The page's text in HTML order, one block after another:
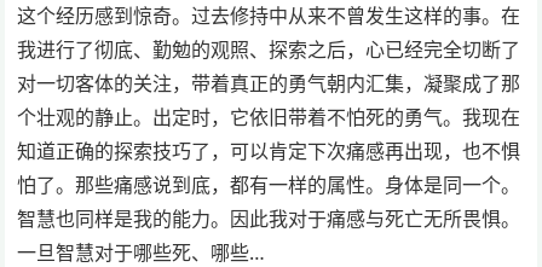
这个经历感到惊奇。过去修持中从来不曾发生这样的事。在
我进行了彻底、勤勉的观照、探索之后，心已经完全切断了
对一切客体的关注，带着真正的勇气朝内汇集，凝聚成了那
个壮观的静止。出定时，它依旧带着不怕死的勇气。我现在
知道正确的探索技巧了，可以肯定下次痛感再出现，也不惧
怕了。那些痛感说到底，都有一样的属性。身体是同一个。
智慧也同样是我的能力。因此我对于痛感与死亡无所畏惧。
一旦智慧对于哪些死、哪些…